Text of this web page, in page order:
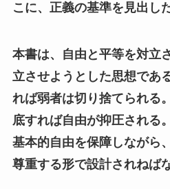
こに、正義の基準を見出した
本書は、自由と平等を対立
立させようとした思想であ
れば弱者は切り捨てられる
底すれば自由が抑圧される
基本的自由を保障しながら
尊重する形で設計されねば